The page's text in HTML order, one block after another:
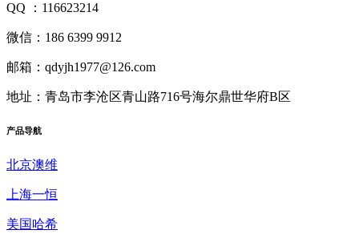
QQ ：116623214
微信：186 6399 9912
邮箱：qdyjh1977@126.com
地址：青岛市李沧区青山路716号海尔鼎世华府B区
产品导航
北京澳维
上海一恒
美国哈希